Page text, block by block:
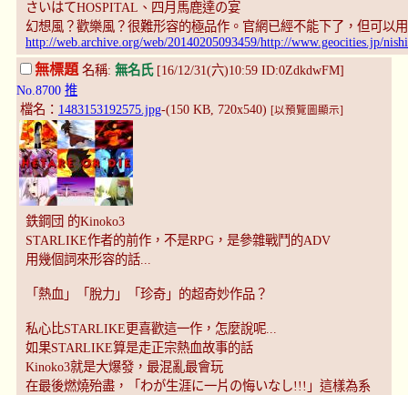
さいはてHOSPITAL、四月馬鹿達の宴
幻想風？歡樂風？很難形容的極品作。官網已經不能下了，但可以
http://web.archive.org/web/20140205093459/http://www.geocities.jp/
無標題 名稱: 無名氏[16/12/31(六)10:59 ID:0ZdkdwFM]
No.8700 推
檔名： 1483153192575.jpg-(150 KB, 720x540) [以預覽圖顯示]
鉄鋼団 的Kinoko3
STARLIKE作者的前作，不是RPG，是參雜戰鬥的ADV
用幾個詞來形容的話...
「熱血」「脫力」「珍奇」的超奇妙作品？
私心比STARLIKE更喜歡這一作，怎麼說呢...
如果STARLIKE算是走正宗熱血故事的話
Kinoko3就是大爆發，最混亂最會玩
在最後燃燒殆盡，「わが生涯に一片の悔いなし!!!」這樣為系